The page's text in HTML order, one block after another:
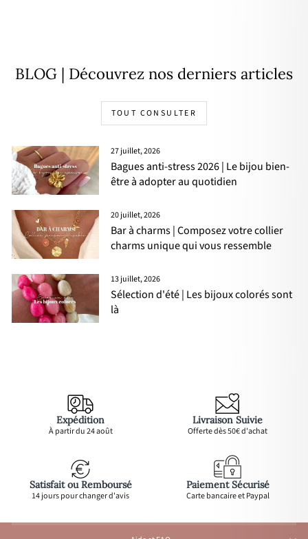
BLOG | Découvrez nos derniers articles
TOUT CONSULTER
27 juillet, 2026
Bagues anti-stress 2026 | Le bijou bien-
être à adopter au quotidien
20 juillet, 2026
Bar à charms | Composez votre collier
charms unique qui vous ressemble
13 juillet, 2026
Sélection d'été | Les bijoux colorés sont
là
Expédition
À partir du 24 août
Livraison Suivie
Offerte dès 50€ d'achat
Satisfait ou Remboursé
14 jours pour changer d'avis
Paiement Sécurisé
Carte bancaire et Paypal